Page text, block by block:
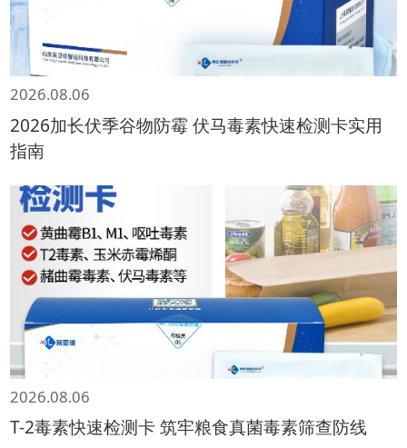
2026.08.06
2026加长伏季谷物防霉 伏马毒素快速检测卡实用
指南
2026.08.06
T-2毒素快速检测卡 筑牢粮食真菌毒素筛查防线